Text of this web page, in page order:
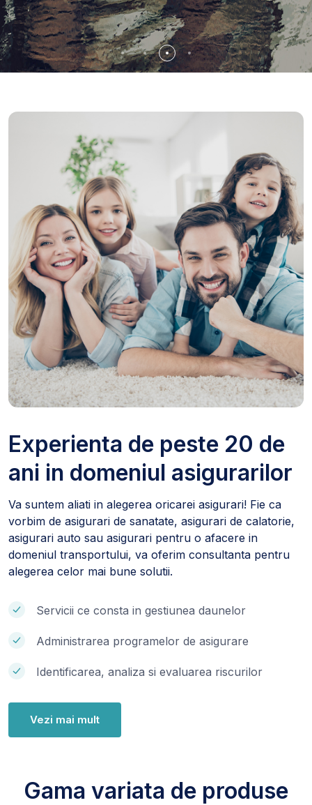
Experienta de peste 20 de
ani in domeniul asigurarilor
Va suntem aliati in alegerea oricarei asigurari! Fie ca
vorbim de asigurari de sanatate, asigurari de calatorie,
asigurari auto sau asigurari pentru o afacere in
domeniul transportului, va oferim consultanta pentru
alegerea celor mai bune solutii.
Servicii ce consta in gestiunea daunelor
Administrarea programelor de asigurare
Identificarea, analiza si evaluarea riscurilor
Vezi mai mult
Gama variata de produse